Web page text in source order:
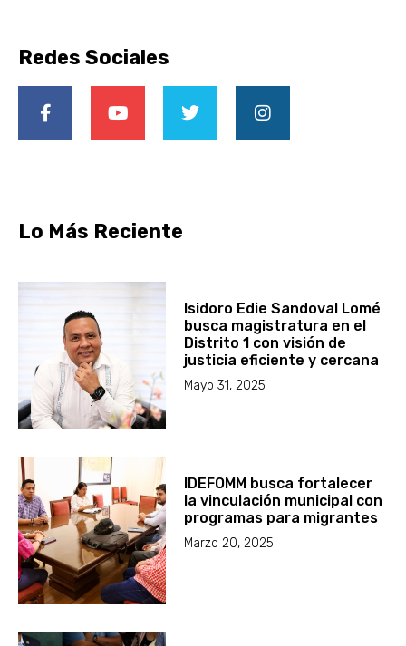
Redes Sociales
Lo Más Reciente
Isidoro Edie Sandoval Lomé
busca magistratura en el
Distrito 1 con visión de
justicia eficiente y cercana
Mayo 31, 2025
IDEFOMM busca fortalecer
la vinculación municipal con
programas para migrantes
Marzo 20, 2025